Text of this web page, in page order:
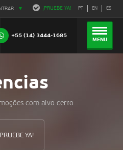
¡PRUEBE YA! PT EN ES
+55 (14) 3444-1685
MENU
com alvo certo
YA!